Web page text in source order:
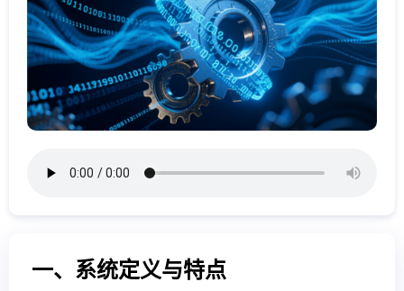
一、系统定义与特点